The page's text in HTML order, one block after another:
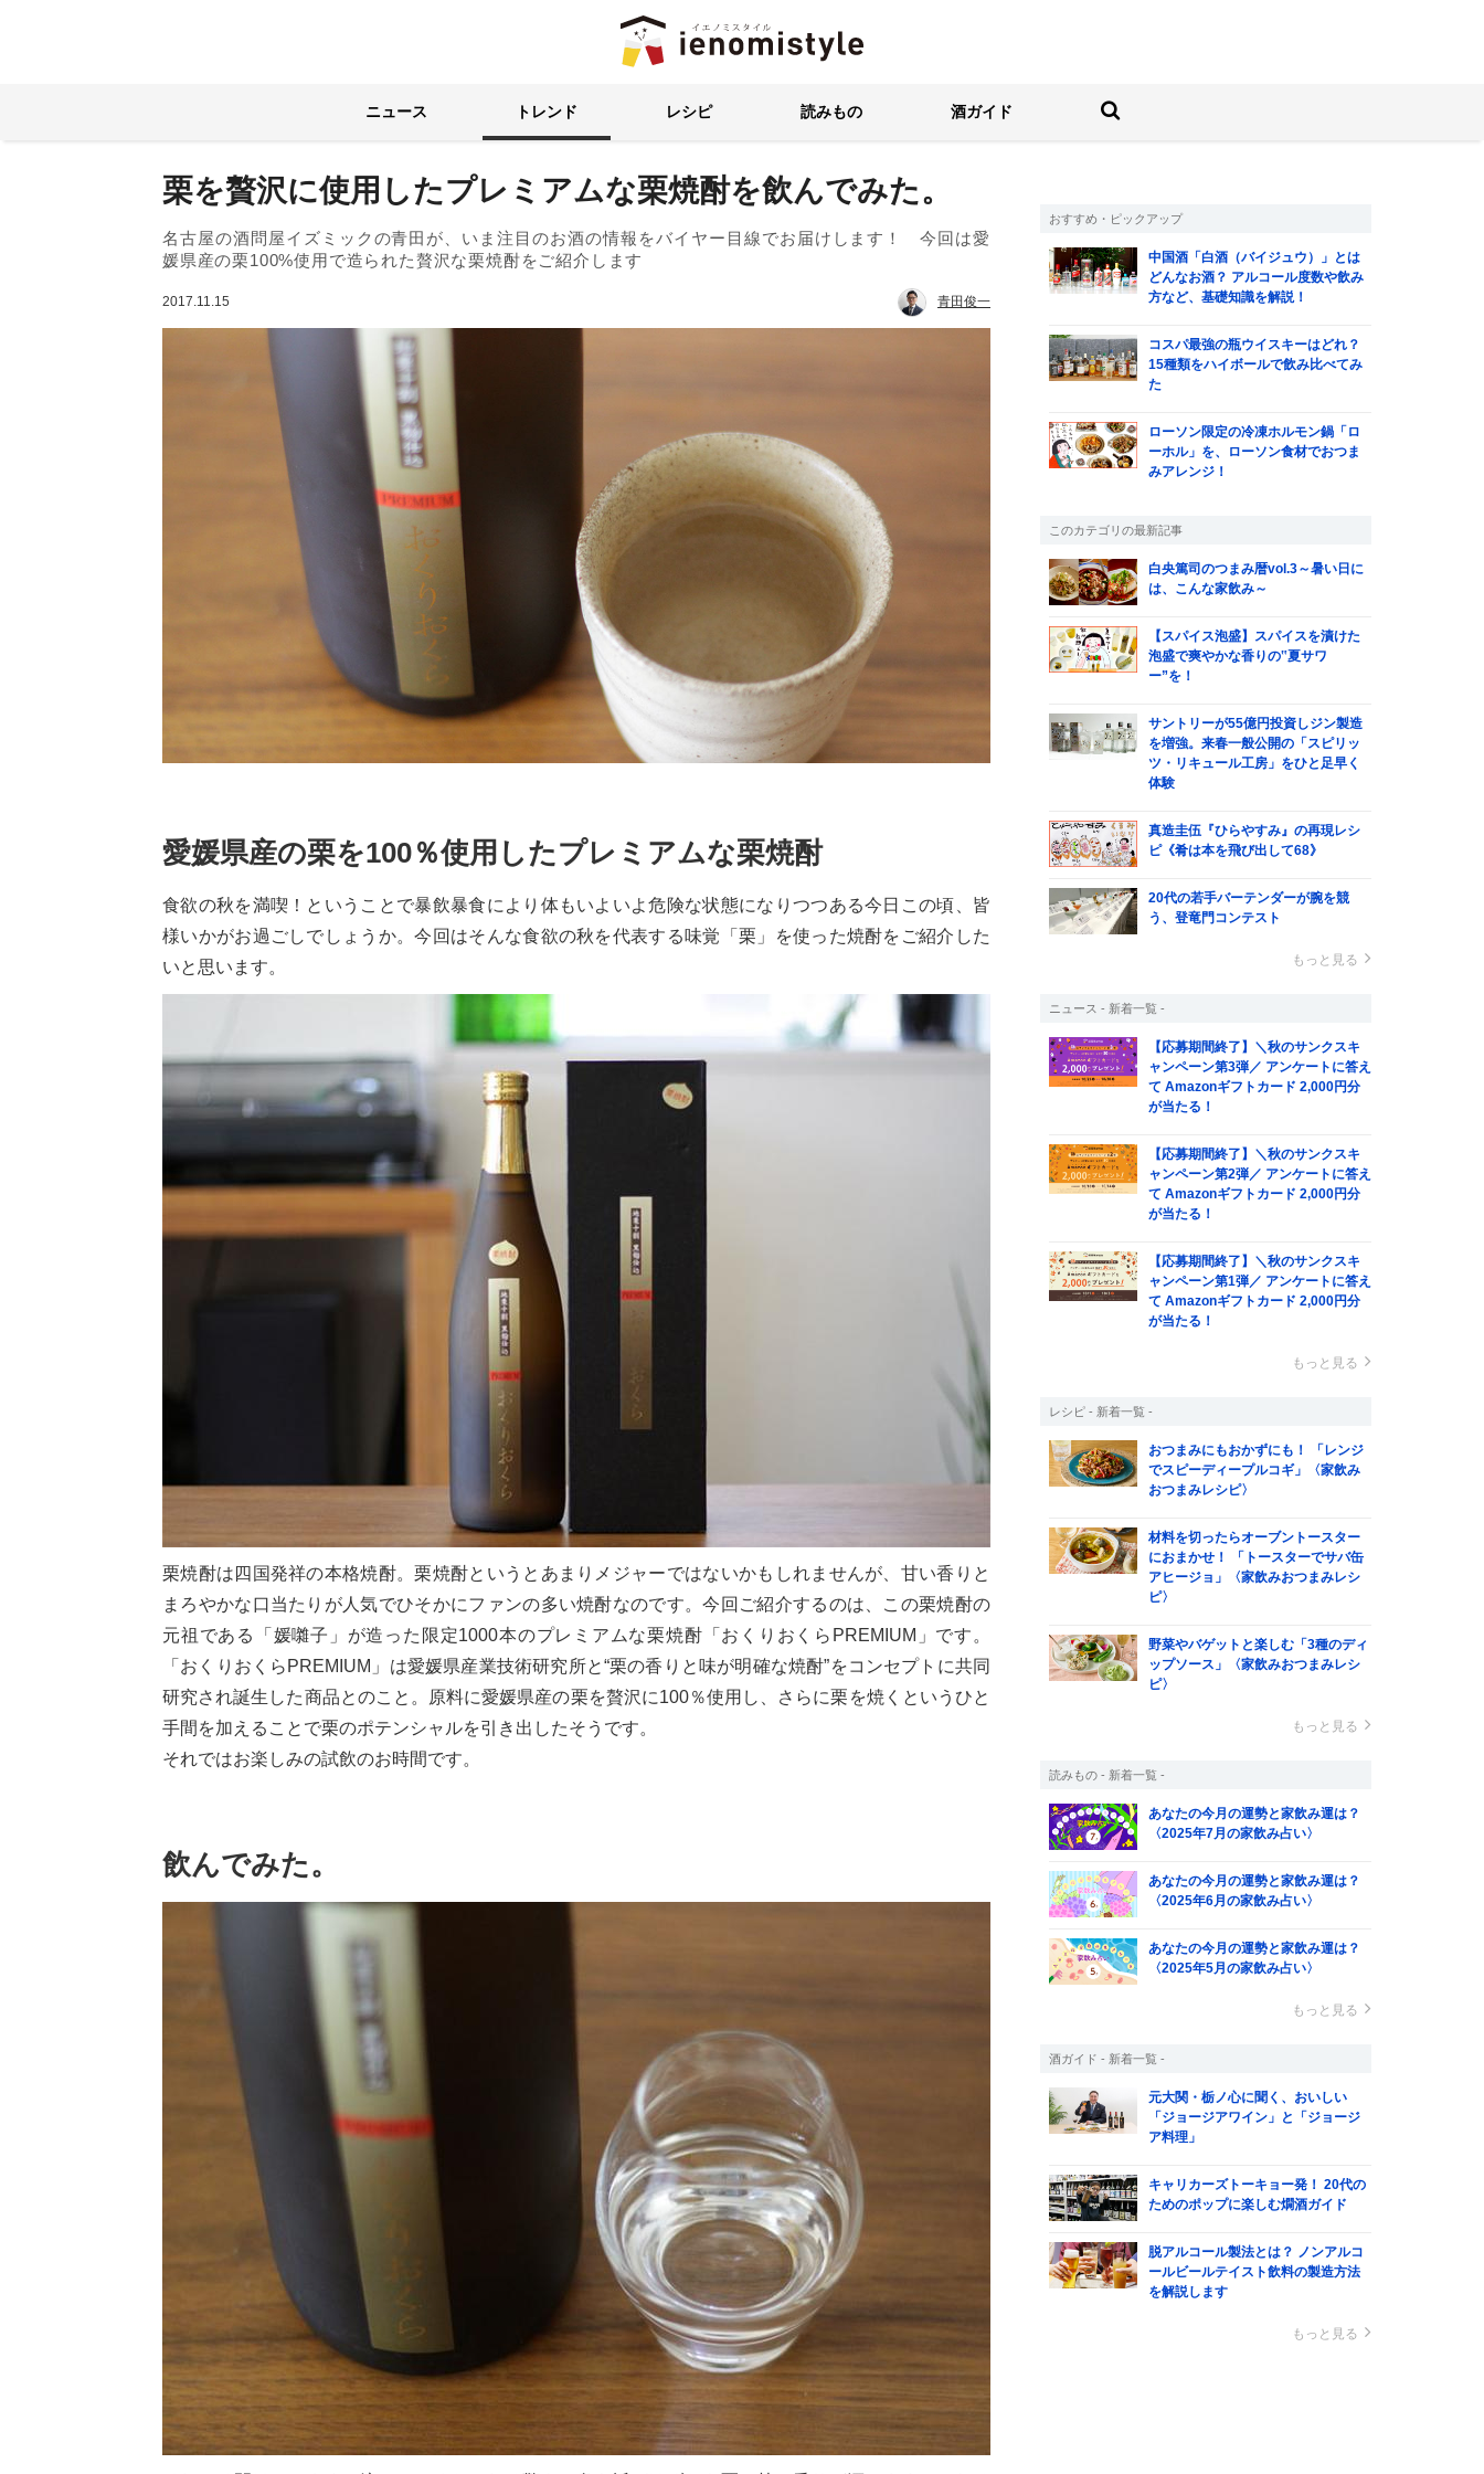
イエノミスタイル 家飲みを楽しむ人の情報サイト
ニュース トレンド レシピ 読みもの 酒ガイド 検索する
栗を贅沢に使用したプレミアムな栗焼酎を飲んでみた。
名古屋の酒問屋イズミックの青田が、いま注目のお酒の情報をバイヤー目線でお届けします！ 今回は愛
媛県産の栗100%使用で造られた贅沢な栗焼酎をご紹介します
2017.11.15 青田俊一
愛媛県産の栗を100％使用したプレミアムな栗焼酎
食欲の秋を満喫！ということで暴飲暴食により体もいよいよ危険な状態になりつつある今日この頃、皆
様いかがお過ごしでしょうか。今回はそんな食欲の秋を代表する味覚「栗」を使った焼酎をご紹介した
いと思います。
栗焼酎は四国発祥の本格焼酎。栗焼酎というとあまりメジャーではないかもしれませんが、甘い香りと
まろやかな口当たりが人気でひそかにファンの多い焼酎なのです。今回ご紹介するのは、この栗焼酎の
元祖である「媛囃子」が造った限定1000本のプレミアムな栗焼酎「おくりおくらPREMIUM」です。
「おくりおくらPREMIUM」は愛媛県産業技術研究所と“栗の香りと味が明確な焼酎”をコンセプトに共同
研究され誕生した商品とのこと。原料に愛媛県産の栗を贅沢に100％使用し、さらに栗を焼くというひと
手間を加えることで栗のポテンシャルを引き出したそうです。
それではお楽しみの試飲のお時間です。
飲んでみた。
おすすめ・ピックアップ
中国酒「白酒（バイジュウ）」とは
どんなお酒？ アルコール度数や飲み
方など、基礎知識を解説！
コスパ最強の瓶ウイスキーはどれ？
15種類をハイボールで飲み比べてみ
た
ローソン限定の冷凍ホルモン鍋「ロ
ーホル」を、ローソン食材でおつま
みアレンジ！
このカテゴリの最新記事
白央篤司のつまみ暦vol.3～暑い日に
は、こんな家飲み～
【スパイス泡盛】スパイスを漬けた
泡盛で爽やかな香りの‟夏サワ
ー”を！
サントリーが55億円投資しジン製造
を増強。来春一般公開の「スピリッ
ツ・リキュール工房」をひと足早く
体験
真造圭伍『ひらやすみ』の再現レシ
ピ《肴は本を飛び出して68》
20代の若手バーテンダーが腕を競
う、登竜門コンテスト
もっと見る
ニュース - 新着一覧 -
【応募期間終了】＼秋のサンクスキ
ャンペーン第3弾／ アンケートに答え
て Amazonギフトカード 2,000円分
が当たる！
【応募期間終了】＼秋のサンクスキ
ャンペーン第2弾／ アンケートに答え
て Amazonギフトカード 2,000円分
が当たる！
【応募期間終了】＼秋のサンクスキ
ャンペーン第1弾／ アンケートに答え
て Amazonギフトカード 2,000円分
が当たる！
もっと見る
レシピ - 新着一覧 -
おつまみにもおかずにも！ 「レンジ
でスピーディープルコギ」〈家飲み
おつまみレシピ〉
材料を切ったらオーブントースター
におまかせ！ 「トースターでサバ缶
アヒージョ」〈家飲みおつまみレシ
ピ〉
野菜やバゲットと楽しむ「3種のディ
ップソース」〈家飲みおつまみレシ
ピ〉
もっと見る
読みもの - 新着一覧 -
あなたの今月の運勢と家飲み運は？
〈2025年7月の家飲み占い〉
あなたの今月の運勢と家飲み運は？
〈2025年6月の家飲み占い〉
あなたの今月の運勢と家飲み運は？
〈2025年5月の家飲み占い〉
もっと見る
酒ガイド - 新着一覧 -
元大関・栃ノ心に聞く、おいしい
「ジョージアワイン」と「ジョージ
ア料理」
キャリカーズトーキョー発！ 20代の
ためのポップに楽しむ燗酒ガイド
脱アルコール製法とは？ ノンアルコ
ールビールテイスト飲料の製造方法
を解説します
もっと見る